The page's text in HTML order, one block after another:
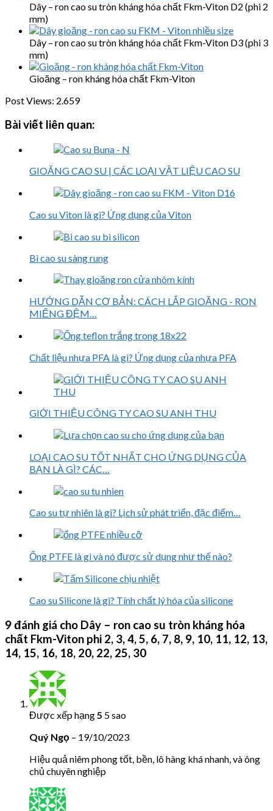
Dây – ron cao su tròn kháng hóa chất Fkm-Viton D2 (phi 2
mm)
Dây – ron cao su tròn kháng hóa chất Fkm-Viton D3 (phi 3
mm)
Gioăng – ron kháng hóa chất Fkm-Viton
Post Views: 2.659
Bài viết liên quan:
GIOĂNG CAO SU | CÁC LOẠI VẬT LIỆU CAO SU
Cao su Viton là gì? Ứng dụng của Viton
Bi cao su sàng rung
HƯỚNG DẪN CƠ BẢN: CÁCH LẮP GIOĂNG - RON
MIẾNG ĐỆM…
Chất liệu nhựa PFA là gì? Ứng dụng của nhựa PFA
GIỚI THIỆU CÔNG TY CAO SU ANH THU
LOẠI CAO SU TỐT NHẤT CHO ỨNG DỤNG CỦA
BẠN LÀ GÌ? CÁC…
Cao su tự nhiên là gì? Lịch sử phát triển, đặc điểm…
Ống PTFE là gì và nó được sử dụng như thế nào?
Cao su Silicone là gì? Tính chất lý hóa của silicone
9 đánh giá cho Dây – ron cao su tròn kháng hóa
chất Fkm-Viton phi 2, 3, 4, 5, 6, 7, 8, 9, 10, 11, 12, 13,
14, 15, 16, 18, 20, 22, 25, 30
Được xếp hạng5 5 sao
Quý Ngọ – 19/10/2023
Hiệu quả niêm phong tốt, bền, lô hàng khá nhanh, và ông
chủ chuyên nghiệp